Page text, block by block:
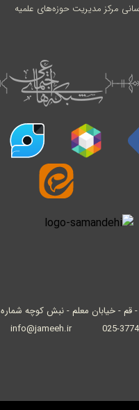
مرکز مدیریت حوزه‌های علمیه
- قم - خیابان معلم - نبش کوچه شماره 12
025-
info@jameeh.ir